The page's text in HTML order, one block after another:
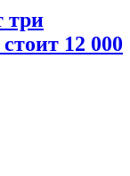
три
12 000